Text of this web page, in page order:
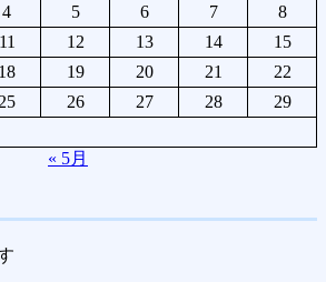
4 5 6 7
8
11 12 13 14
15
18 19 20 21
22
25 26 27 28
29
« 5月